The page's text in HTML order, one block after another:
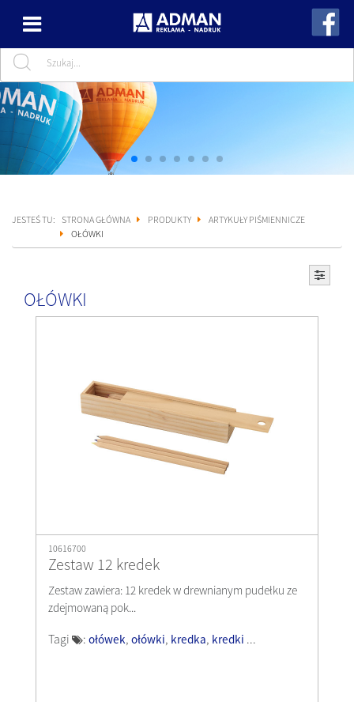
JESTEŚ TU: STRONA GŁÓWNA PRODUKTY
ARTYKUŁY PIŚMIENNICZE
OŁÓWKI
OŁÓWKI
10616700
Zestaw 12 kredek
Zestaw zawiera: 12 kredek w drewnianym pudełku ze
zdejmowaną pok...
Tagi : ołówek, ołówki, kredka, kredki ...